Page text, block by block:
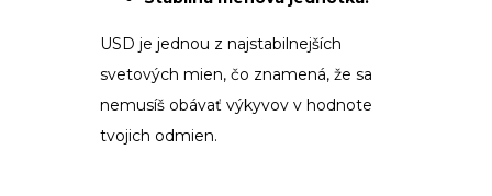
USD je jednou z najstabilnejších
svetových mien, čo znamená, že sa
nemusíš obávať výkyvov v hodnote
tvojich odmien.